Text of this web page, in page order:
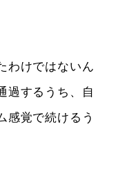
わけではないん
過するうち、自
感覚で続けるう